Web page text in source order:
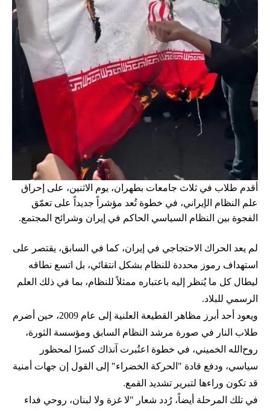
أقدم طلاب في ثلاث جامعات بطهران، يوم الاثنين، على إحراق
علم النظام الإيراني، في خطوة تُعد مؤشراً جديداً على تعمّق
الفجوة بين النظام السياسي الحاكم في إيران وشرائح المجتمع.
لم يعد الحراك الاحتجاجي في إيران، كما في السابق، يقتصر على
استهداف رموز محددة للنظام بشكل انتقائي، بل اتسع نطاقه
ليطال كل ما يُنظر إليه باعتباره ممثلاً للنظام، بما في ذلك العلم
الرسمي للبلاد.
ويعود أحد أبرز مظاهر القطيعة العلنية إلى عام 2009، حين أضرم
طلاب النار في صورة مرشد النظام السابق ومؤسسة الثورة،
روح‌الله الخميني، في خطوة اعتُبرت آنذاك كسرًا لمحظور
سياسي، ودفع قادة "الحركة الخضراء" إلى القول إن جهات أمنية
قد تكون وراءها لتبرير تشديد القمع.
في تلك المرحلة أيضاً، رُدد شعار "لا غزة ولا لبنان، روحي فداء